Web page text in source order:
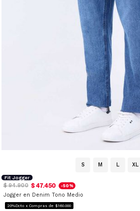
S M L XL
Fit Jogger
$ 94.900 $ 47.450 -50%
Jogger en Denim Tono Medio
20%Dcto x Compras de $160.000